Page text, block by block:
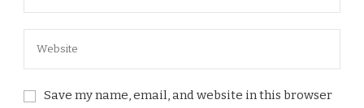
Save my name, email, and website in this browser